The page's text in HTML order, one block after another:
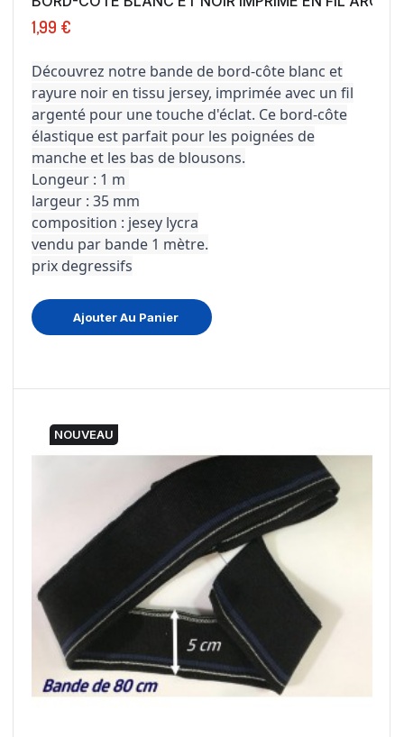
1,99 €
Découvrez notre bande de bord-côte blanc et
rayure noir en tissu jersey, imprimée avec un fil
argenté pour une touche d'éclat. Ce bord-côte
élastique est parfait pour les poignées de
manche et les bas de blousons.
Longeur : 1 m
largeur : 35 mm
composition : jesey lycra
vendu par bande 1 mètre.
prix degressifs
Ajouter Au Panier
NOUVEAU